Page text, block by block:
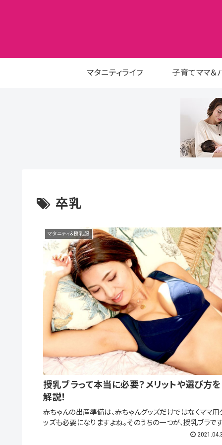
マタニティライフ 子育てママ＆
卒乳
マタニティ＆授乳服
授乳ブラって本当に必要？メリットや選び方を
解説！
赤ちゃんの出産準備は、赤ちゃんグッズだけではなくママ用
ッズも必要になりますよね。そのうちの一つが、授乳ブラです
授乳ブラと聞くと産後のアイテムだと思いがちですが、実は